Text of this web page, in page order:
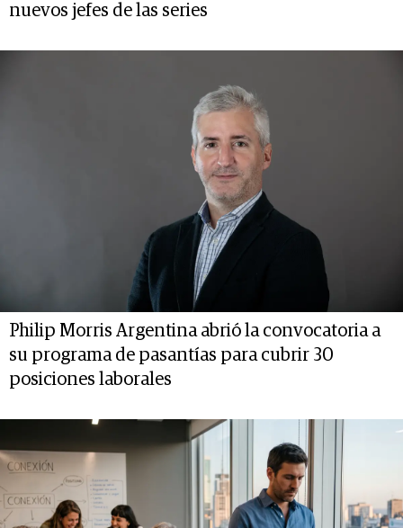
nuevos jefes de las series
Philip Morris Argentina abrió la convocatoria a
su programa de pasantías para cubrir 30
posiciones laborales